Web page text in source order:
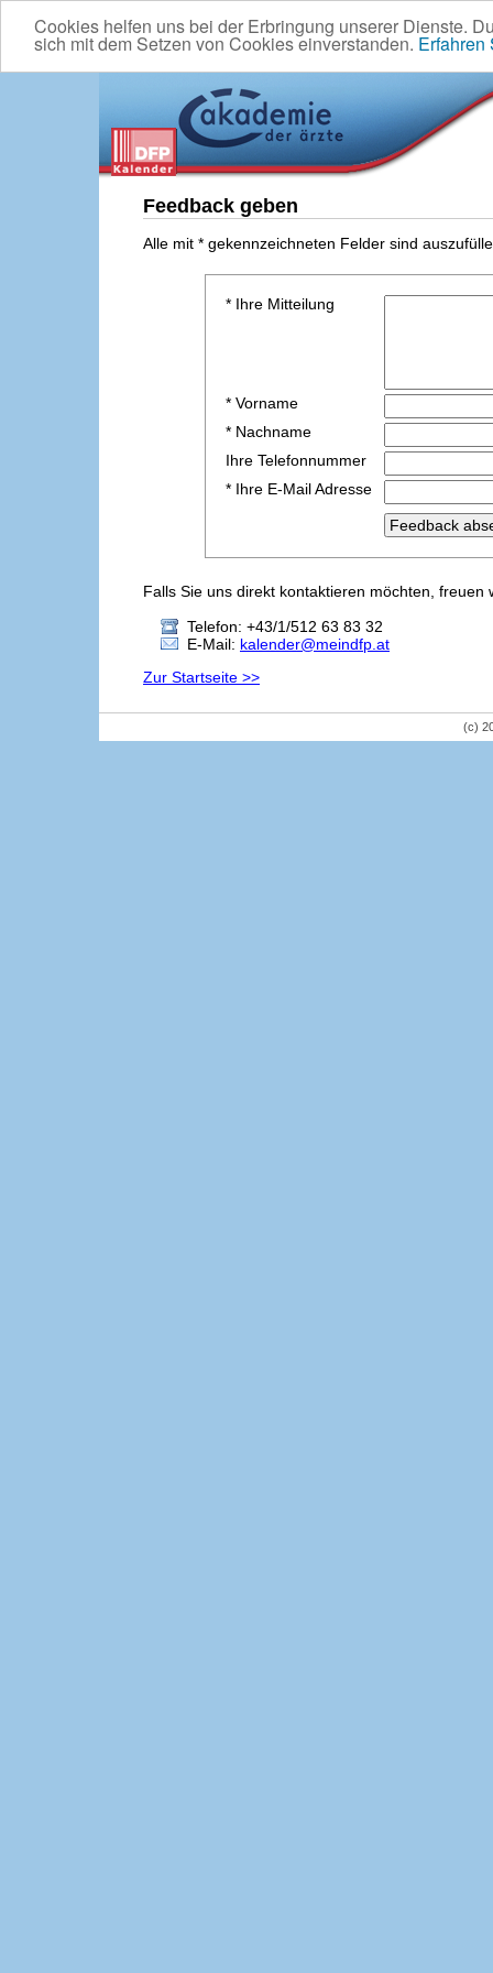
Cookies helfen uns bei der Erbringung unserer Dienste.
sich mit dem Setzen von Cookies einverstanden. Erfahren
Feedback geben
Alle mit * gekennzeichneten Felder sind
* Ihre Mitteilung
* Vorname
* Nachname
Ihre Telefonnummer
* Ihre E-Mail Adresse
Falls Sie uns direkt kontaktieren möchten,
Telefon: +43/1/512 63 83 32
E-Mail: kalender@meindfp.at
Zur Startseite >>
(c)